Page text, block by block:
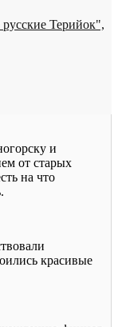
Терийок",
и
от старых
на что
красивые